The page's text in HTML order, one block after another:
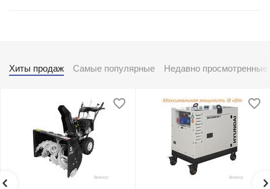
Хиты продаж Самые популярные Недавно просмотренные